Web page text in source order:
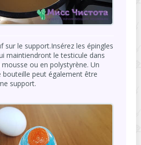
sur le support.Insérez les épingles
maintiendront le testicule dans
ou en polystyrène. Un
bouteille peut également être
support.